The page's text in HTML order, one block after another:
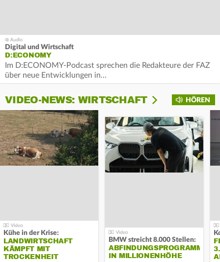
Digital und Wirtschaft
D:ECONOMY
Im D:ECONOMY-Podcast sprechen die Redakteure der FAZ
über neue Entwicklungen in…
HÖREN
VIDEO-NEWS: WIRTSCHAFT
Kühe in der Krise:
LANDWIRTSCHAFT
KÄMPFT MIT
TROCKENHEIT
BMW streicht 8.000 Stellen:
ABFINDUNGSPROGRAMM
IN MILLIONENHÖHE